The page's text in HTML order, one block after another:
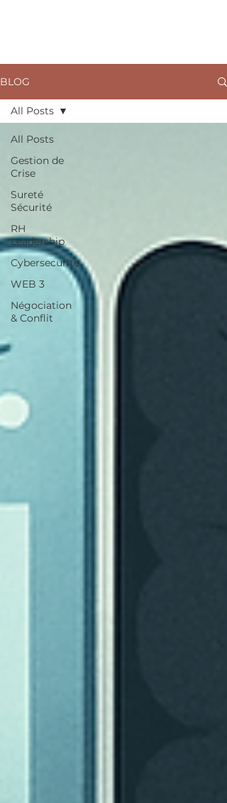
BLOG
All Posts
Gestion de
Crise
Sureté
Sécurité
RH
Leadership
Cybersecurite
WEB 3
Négociation
& Conflit
All Posts